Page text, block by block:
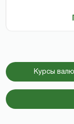
Курсы